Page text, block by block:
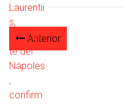
Anterior